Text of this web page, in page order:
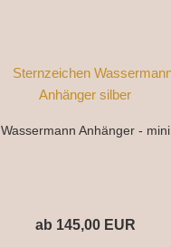
Wassermann Anhänger - mini
ab 145,00 EUR